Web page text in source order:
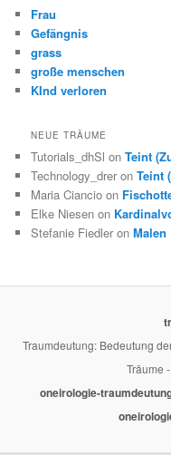
Frau
Gefängnis
grass
große menschen
KInd verloren
NEUE TRÄUME
Tutorials_dhSl onTeint
Technology_drer onTeint
Maria Ciancio on
Elke Niesen on
Stefanie Fiedler onMalen
Traumdeutung: Bedeutung
Träume
oneirologie-